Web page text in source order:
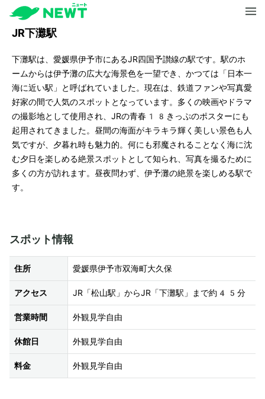
JR下灘駅
下灘駅は、愛媛県伊予市にあるJR四国予讃線の駅です。駅のホ
ームからは伊予灘の広大な海景色を一望でき、かつては「日本一
海に近い駅」と呼ばれていました。現在は、鉄道ファンや写真愛
好家の間で人気のスポットとなっています。多くの映画やドラマ
の撮影地として使用され、JRの青春18きっぷのポスターにも
起用されてきました。昼間の海面がキラキラ輝く美しい景色も人
気ですが、夕暮れ時も魅力的。何にも邪魔されることなく海に沈
む夕日を楽しめる絶景スポットとして知られ、写真を撮るために
多くの方が訪れます。昼夜問わず、伊予灘の絶景を楽しめる駅で
す。
スポット情報
住所 愛媛県伊予市双海町大久保
アクセス JR「松山駅」からJR「下灘駅」まで約45分
営業時間 外観見学自由
休館日 外観見学自由
料金 外観見学自由